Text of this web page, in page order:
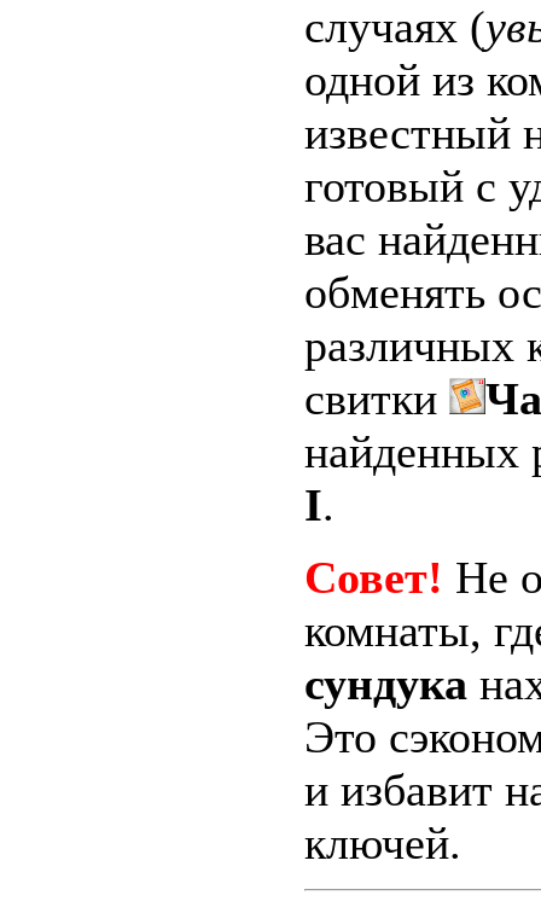
случаях (
одной из
известный
готовый с
вас
обменять
различных
свитки
найденных
I.
Совет! Не
комнаты,
сундука
Это
и избавит
ключей.